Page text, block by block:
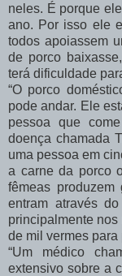
neles. É porque
ano. Por isso ele
todos apoiassem
de porco
terá dificuldade
“O porco
pode andar. Ele
pessoa que
doença chamada
uma pessoa em
a carne da porco
fêmeas
entram através
principalmente
de mil vermes
“Um médico
extensivo sobre a